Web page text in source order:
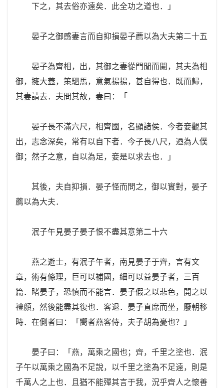
下之，其去俗亦遠矣．此全功之道也．」
晏子之御感妻言而自抑損晏子薦以為大夫第二十五
晏子為齊相，出，其御之妻從門閒而闚，其夫為相
御，擁大蓋，策駟馬，意氣揚揚，甚自得也．既而歸，
其妻請去．夫問其故，妻曰：「
晏子長不滿六尺，相齊國，名顯諸侯．今者妾觀其
出，志念深矣，常有以自下者．今子長八尺，迺為人僕
御；然子之意，自以為足，妾是以求去也．」
其後，夫自抑損．晏子怪而問之，御以實對，晏子
薦以為大夫．
泯子午見晏子晏子恨不盡其意第二十六
燕之遊士，有泯子午者，南見晏子于齊，言有文
章，術有條理，巨可以補國，細可以益晏子者，三百
篇．睹晏子，恐慎而不能言．晏子假之以悲色，開之以
禮顏，然後能盡其復也．客退．晏子直席而坐，廢朝移
時．在側者曰：「嚮者燕客侍，夫子胡為憂也？」
晏子曰：「燕，萬乘之國也；齊，千里之塗也．泯
子午以萬乘之國為不足說，以千里之塗為不足遠，則是
千萬人之上也．且猶不能殫其言于我，況乎齊人之懷善